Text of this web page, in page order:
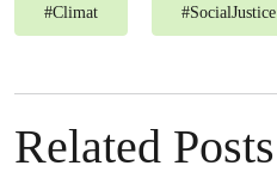
#Climat #SocialJustice
Related Posts